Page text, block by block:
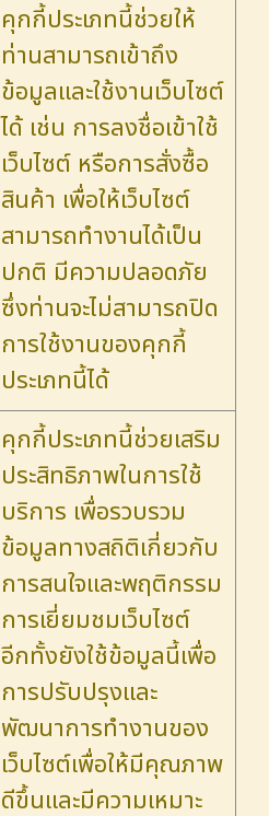
คุกกี้ประเภทนี้ช่วยให้
ท่านสามารถเข้าถึง
ข้อมูลและใช้งานเว็บไซต์
ได้ เช่น การลงชื่อเข้าใช้
เว็บไซต์ หรือการสั่งซื้อ
สินค้า เพื่อให้เว็บไซต์
สามารถทำงานได้เป็น
ปกติ มีความปลอดภัย
ซึ่งท่านจะไม่สามารถปิด
การใช้งานของคุกกี้
ประเภทนี้ได้
คุกกี้ประเภทนี้ช่วยเสริม
ประสิทธิภาพในการใช้
บริการ เพื่อรวบรวม
ข้อมูลทางสถิติเกี่ยวกับ
การสนใจและพฤติกรรม
การเยี่ยมชมเว็บไซต์
อีกทั้งยังใช้ข้อมูลนี้เพื่อ
การปรับปรุงและ
พัฒนาการทำงานของ
เว็บไซต์เพื่อให้มีคุณภาพ
ดีขึ้นและมีความเหมาะ